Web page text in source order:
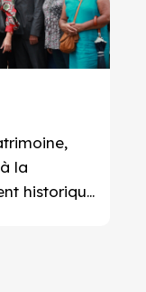
la
historique